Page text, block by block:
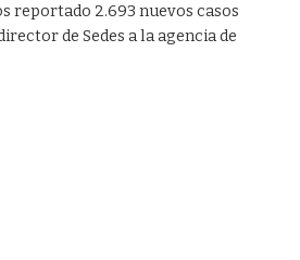
reportado 2.693 nuevos casos
de Sedes a la agencia de